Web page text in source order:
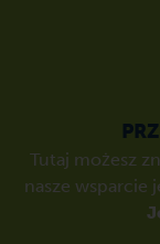
Tutaj możesz
nasze wsparcie